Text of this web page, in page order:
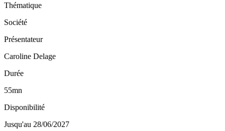
Thématique
Société
Présentateur
Caroline Delage
Durée
55mn
Disponibilité
Jusqu'au 28/06/2027